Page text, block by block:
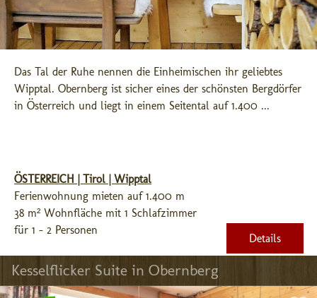
Das Tal der Ruhe nennen die Einheimischen ihr geliebtes
Wipptal. Obernberg ist sicher eines der schönsten Bergdörfer
in Österreich und liegt in einem Seitental auf 1.400 ...
ÖSTERREICH | Tirol | Wipptal
Ferienwohnung mieten auf 1.400 m
38 m² Wohnfläche mit 1 Schlafzimmer
für 1 - 2 Personen
Details
Kesselflicker Suite in Obernberg